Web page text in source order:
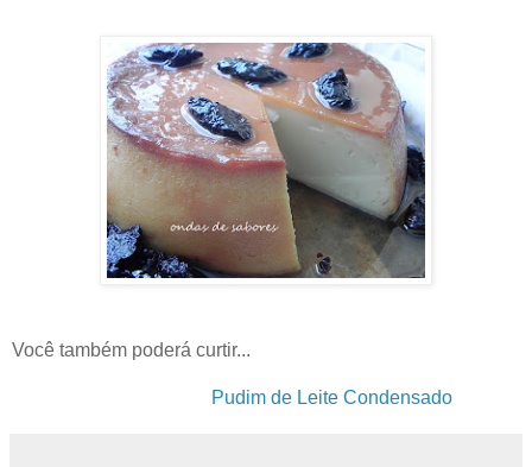
Você também poderá curtir...
Pudim de Leite Condensado